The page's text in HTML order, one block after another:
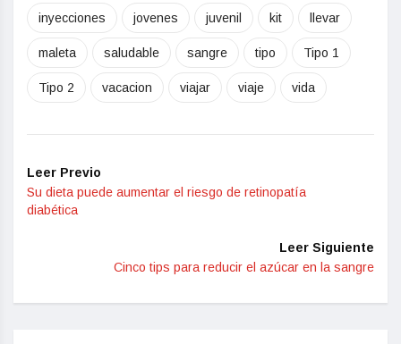
inyecciones jovenes juvenil kit llevar
maleta saludable sangre tipo Tipo 1
Tipo 2 vacacion viajar viaje vida
Leer Previo
Su dieta puede aumentar el riesgo de retinopatía
diabética
Leer Siguiente
Cinco tips para reducir el azúcar en la sangre